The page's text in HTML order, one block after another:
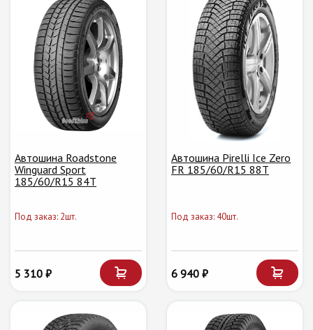
Автошина Roadstone
Winguard Sport
185/60/R15 84T
Под заказ: 2шт.
5 310 ₽
Автошина Pirelli Ice Zero
FR 185/60/R15 88T
Под заказ: 40шт.
6 940 ₽